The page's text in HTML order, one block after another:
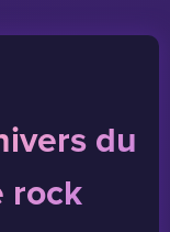
du
rock